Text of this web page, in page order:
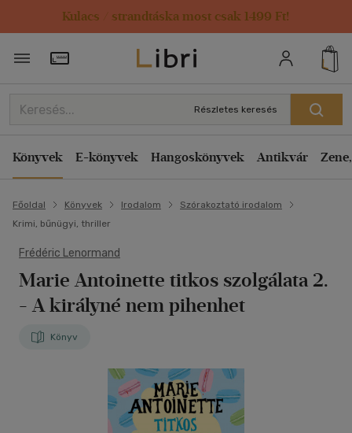
Kulacs / strandtáska most csak 1499 Ft!
Törzsvásárlói Kártya adatai
Részletes keresés
Könyvek E-könyvek Hangoskönyvek Antikvár
Főoldal Könyvek Irodalom
Szórakoztató irodalom
Krimi, bűnügyi, thriller
Frédéric Lenormand
Marie Antoinette titkos szolgálata 2.
- A királyné nem pihenhet
Könyv